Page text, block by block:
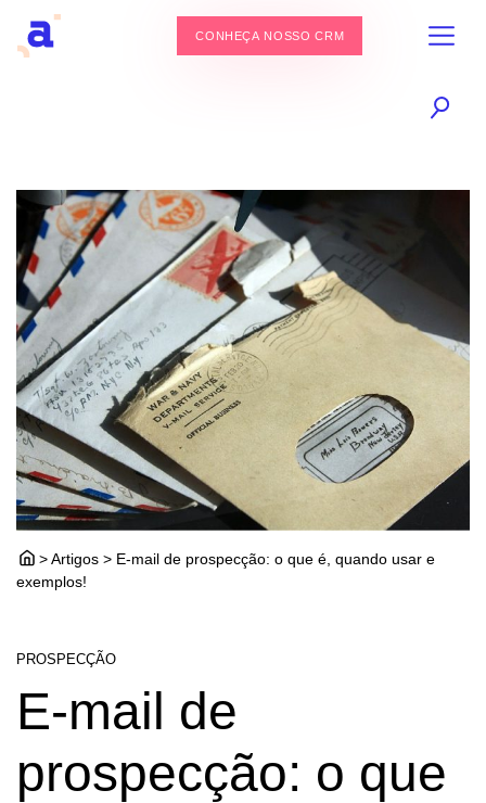
CONHEÇA NOSSO CRM
> Artigos > E-mail de prospecção: o que é, quando usar e
exemplos!
PROSPECÇÃO
E-mail de
prospecção: o que